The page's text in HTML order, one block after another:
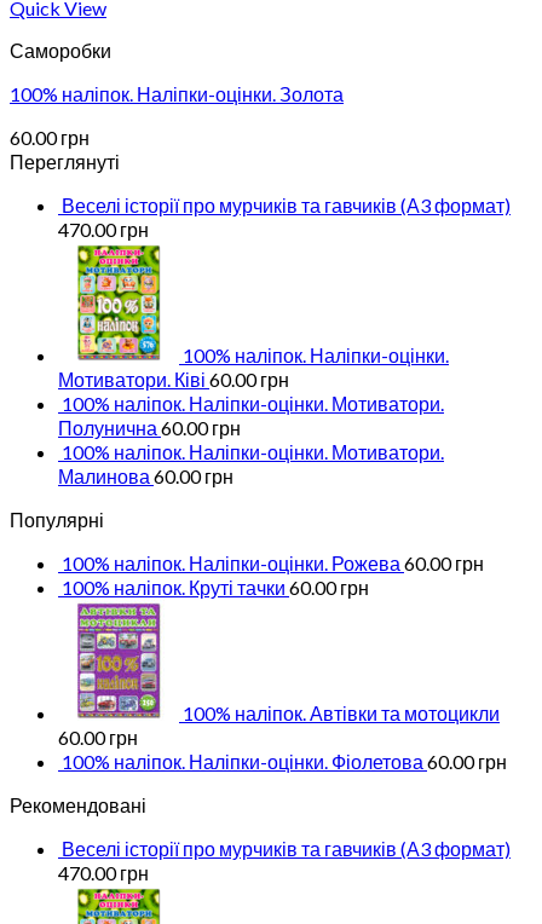
Quick View
Саморобки
100% наліпок. Наліпки-оцінки. Золота
60.00грн
Переглянуті
Веселі історії про мурчиків та гавчиків (А3 формат)
470.00грн
100% наліпок. Наліпки-оцінки.
Мотиватори. Ківі 60.00грн
100% наліпок. Наліпки-оцінки. Мотиватори.
Полунична 60.00грн
100% наліпок. Наліпки-оцінки. Мотиватори.
Малинова 60.00грн
Популярні
100% наліпок. Наліпки-оцінки. Рожева 60.00грн
100% наліпок. Круті тачки 60.00грн
100% наліпок. Автівки та мотоцикли
60.00грн
100% наліпок. Наліпки-оцінки. Фіолетова 60.00грн
Рекомендовані
Веселі історії про мурчиків та гавчиків (А3 формат)
470.00грн